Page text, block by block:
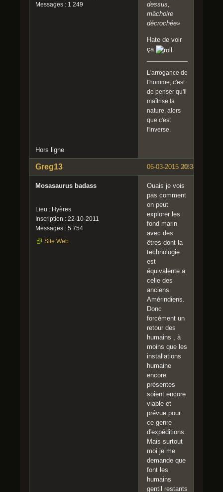
Messages : 1 249
dessus,
mâchoire
décrochée»
Hate de voir
ça
.
L'arrogance de
l'homme, c'est
de penser qu'il
maîtrise la
nature, alors
que c'est
l'inverse.
Hors ligne
#8
06-03-2015 20:34:51
Greg13
Mosasaurus badass
Lieu : Hyères
Inscription : 22-10-2011
Messages : 5 754
Site Web
Ouais je vois
pas comment
on peut
explorer les
fond marin
avec des
êtres dont la
technologie
est
équivalente a
celle des
anciens
Amérindiens.
Donc
forcément un
retour des
humains , à
moins que les
installations
humaine
encore
présentes
soient encore
viable et
prévue pour
ce genre
d'expéditions.
Mais surtout
moi je me
demande que
font les
humains
gentil restants